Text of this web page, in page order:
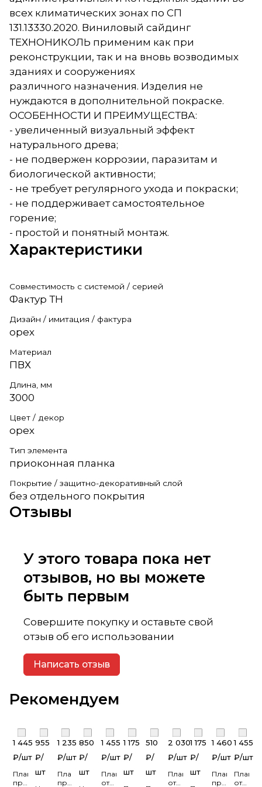
всех климатических зонах по СП
131.13330.2020. Виниловый сайдинг
ТЕХНОНИКОЛЬ применим как при
реконструкции, так и на вновь возводимых
зданиях и сооружениях
различного назначения. Изделия не
нуждаются в дополнительной покраске.
ОСОБЕННОСТИ И ПРЕИМУЩЕСТВА:
- увеличенный визуальный эффект
натурального древа;
- не подвержен коррозии, паразитам и
биологической активности;
- не требует регулярного ухода и покраски;
- не поддерживает самостоятельное
горение;
- простой и понятный монтаж.
Характеристики
Совместимость с системой / серией
Фактур ТН
Дизайн / имитация / фактура
орех
Материал
ПВХ
Длина, мм
3000
Цвет / декор
орех
Тип элемента
приоконная планка
Покрытие / защитно-декоративный слой
без отдельного покрытия
Отзывы
У этого товара пока нет
отзывов, но вы можете
быть первым
Совершите покупку и оставьте свой
отзыв об его использовании
Написать отзыв
Рекомендуем
1 445
₽/шт
Планка
приоконная
955
₽/
шт
1 235
₽/шт
Планка
приоконная
850
₽/
шт
1 455
₽/шт
Планка
откоса
1 175
₽/
шт
510
₽/
шт
2 030
₽/шт
Планка
откоса
1 175
₽/
шт
1 460
₽/шт
Планка
приоконная
1 455
₽/шт
Планка
откоса